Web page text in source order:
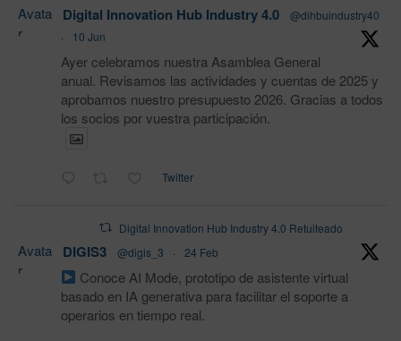
Avata
r
Digital Innovation Hub Industry 4.0
@dihbuindustry40
·
10 Jun
Ayer celebramos nuestra Asamblea General
anual. Revisamos las actividades y cuentas de 2025 y
aprobamos nuestro presupuesto 2026. Gracias a todos
los socios por vuestra participación.
Twitter
Digital Innovation Hub Industry 4.0 Retuiteado
Avata
r
DIGIS3 @digis_3 · 24 Feb
Conoce AI Mode, prototipo de asistente virtual
basado en IA generativa para facilitar el soporte a
operarios en tiempo real.